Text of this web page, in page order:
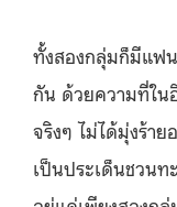
ทั้งสองกลุ่มก็มีแฟ
กัน ด้วยความที่ใน
จริงๆ ไม่ได้มุ่งร้าย
เป็นประเด็นชวนท